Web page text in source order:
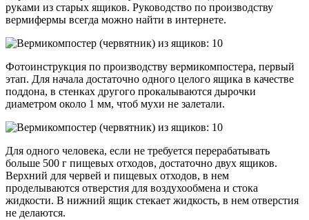
руками из старых ящиков. Руководство по производству
вермифермы всегда можно найти в интернете.
Фотоинструкция по производству вермикомпостера, первый
этап. Для начала достаточно одного целого ящика в качестве
поддона, в стенках другого прокалываются дырочки
диаметром около 1 мм, чтоб мухи не залетали.
Для одного человека, если не требуется перерабатывать
больше 500 г пищевых отходов, достаточно двух ящиков.
Верхний для червей и пищевых отходов, в нем
проделываются отверстия для воздухообмена и стока
жидкости. В нижний ящик стекает жидкость, в нем отверстия
не делаются.